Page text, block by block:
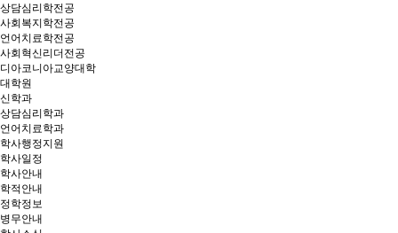
상담심리학전공
사회복지학전공
언어치료학전공
사회혁신리더전공
디아코니아교양대학
대학원
신학과
상담심리학과
언어치료학과
학사행정지원
학사일정
학사안내
학적안내
정학정보
병무안내